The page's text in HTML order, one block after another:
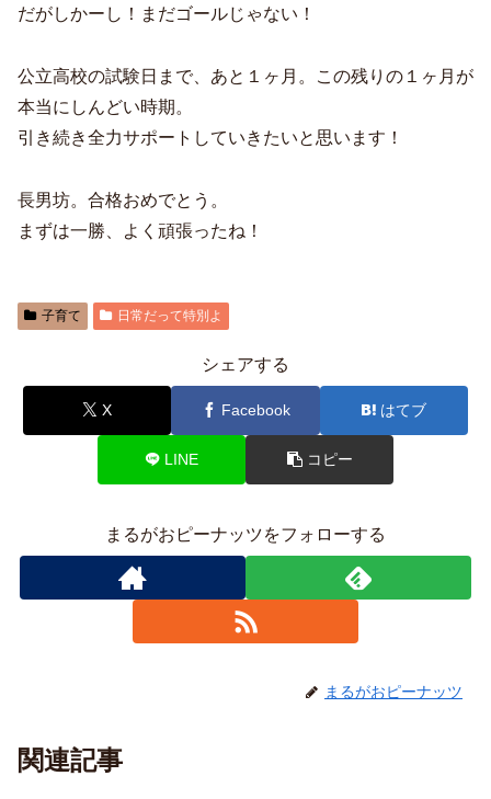
だがしかーし！まだゴールじゃない！
公立高校の試験日まで、あと１ヶ月。この残りの１ヶ月が
本当にしんどい時期。
引き続き全力サポートしていきたいと思います！
長男坊。合格おめでとう。
まずは一勝、よく頑張ったね！
子育て 日常だって特別よ
シェアする
X Facebook はてブ
LINE コピー
まるがおピーナッツをフォローする
まるがおピーナッツ
関連記事